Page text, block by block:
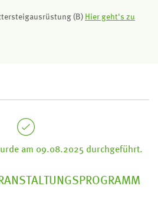
(B) Hier geht's zu
am 09.08.2025 durchgeführt.